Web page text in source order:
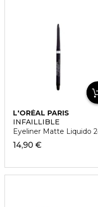
L'ORÉAL PARIS
INFAILLIBLE
Eyeliner Matte Liquido
14,90 €